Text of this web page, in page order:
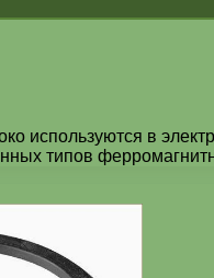
используются в
типов